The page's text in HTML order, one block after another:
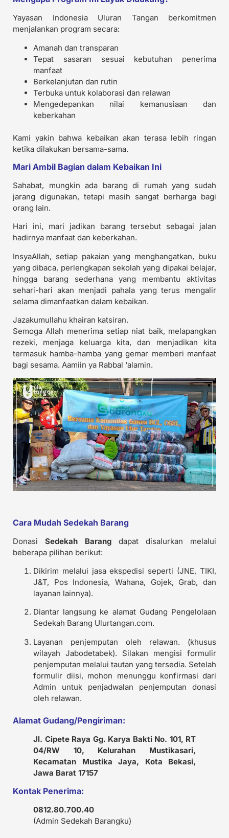
Yayasan Indonesia Uluran Tangan berkomitmen
menjalankan program secara:
Amanah dan transparan
Tepat sasaran sesuai kebutuhan penerima
manfaat
Berkelanjutan dan rutin
Terbuka untuk kolaborasi dan relawan
Mengedepankan nilai kemanusiaan dan
keberkahan
Kami yakin bahwa kebaikan akan terasa lebih ringan
ketika dilakukan bersama-sama.
Mari Ambil Bagian dalam Kebaikan Ini
Sahabat, mungkin ada barang di rumah yang sudah
jarang digunakan, tetapi masih sangat berharga bagi
orang lain.
Hari ini, mari jadikan barang tersebut sebagai jalan
hadirnya manfaat dan keberkahan.
InsyaAllah, setiap pakaian yang menghangatkan, buku
yang dibaca, perlengkapan sekolah yang dipakai belajar,
hingga barang sederhana yang membantu aktivitas
sehari-hari akan menjadi pahala yang terus mengalir
selama dimanfaatkan dalam kebaikan.
Jazakumullahu khairan katsiran.
Semoga Allah menerima setiap niat baik, melapangkan
rezeki, menjaga keluarga kita, dan menjadikan kita
termasuk hamba-hamba yang gemar memberi manfaat
bagi sesama. Aamiin ya Rabbal ‘alamin.
Cara Mudah Sedekah Barang
Donasi Sedekah Barang dapat disalurkan melalui
beberapa pilihan berikut:
Dikirim melalui jasa ekspedisi seperti (JNE, TIKI,
J&T, Pos Indonesia, Wahana, Gojek, Grab, dan
layanan lainnya).
Diantar langsung ke alamat Gudang Pengelolaan
Sedekah Barang Ulurtangan.com.
Layanan penjemputan oleh relawan. (khusus
wilayah Jabodetabek). Silakan mengisi formulir
penjemputan melalui tautan yang tersedia. Setelah
formulir diisi, mohon menunggu konfirmasi dari
Admin untuk penjadwalan penjemputan donasi
oleh relawan.
Alamat Gudang/Pengiriman:
Jl. Cipete Raya Gg. Karya Bakti No. 101, RT
04/RW 10, Kelurahan Mustikasari,
Kecamatan Mustika Jaya, Kota Bekasi,
Jawa Barat 17157
Kontak Penerima:
0812.80.700.40
(Admin Sedekah Barangku)